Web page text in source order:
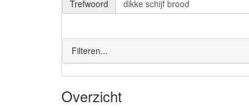
Trefwoord
Filteren...
Overzicht